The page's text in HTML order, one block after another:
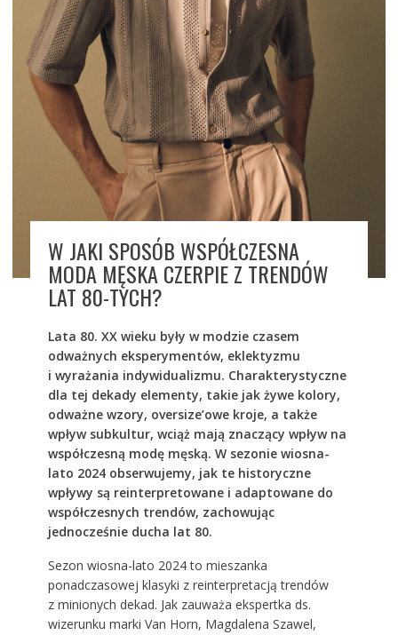
W JAKI SPOSÓB WSPÓŁCZESNA
MODA MĘSKA CZERPIE Z TRENDÓW
LAT 80-TYCH?
Lata 80. XX wieku były w modzie czasem
odważnych eksperymentów, eklektyzmu
i wyrażania indywidualizmu. Charakterystyczne
dla tej dekady elementy, takie jak żywe kolory,
odważne wzory, oversize’owe kroje, a także
wpływ subkultur, wciąż mają znaczący wpływ na
współczesną modę męską. W sezonie wiosna-
lato 2024 obserwujemy, jak te historyczne
wpływy są reinterpretowane i adaptowane do
współczesnych trendów, zachowując
jednocześnie ducha lat 80.
Sezon wiosna-lato 2024 to mieszanka
ponadczasowej klasyki z reinterpretacją trendów
z minionych dekad. Jak zauważa ekspertka ds.
wizerunku marki Van Horn, Magdalena Szawel,